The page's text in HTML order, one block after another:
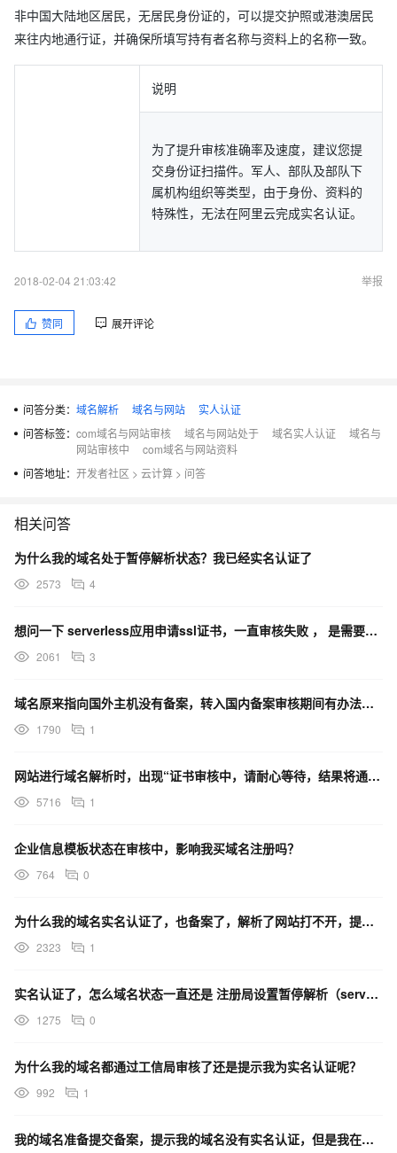
非中国大陆地区居民，无居民身份证的，可以提交护照或港澳居民
来往内地通行证，并确保所填写持有者名称与资料上的名称一致。
说明
为了提升审核准确率及速度，建议您提
交身份证扫描件。军人、部队及部队下
属机构组织等类型，由于身份、资料的
特殊性，无法在阿里云完成实名认证。
2018-02-04 21:03:42 举报
赞同 展开评论
问答分类： 域名解析 域名与网站
实人认证
问答标签： com域名与网站审核 域名与网站处于 域名实人认证
域名与
网站审核中
com域名与网站资料
问答地址： 开发者社区 > 云计算 > 问答
相关问答
为什么我的域名处于暂停解析状态？我已经实名认证了
2573 4
想问一下 serverless应用申请ssl证书，一直审核失败 ， 是需要自己购买域名绑定吗？ 如果
2061 3
域名原来指向国外主机没有备案，转入国内备案审核期间有办法避免不停机吗？
1790 1
网站进行域名解析时，出现“证书审核中，请耐心等待，结果将通过短信进行通知。”然后就迟迟没有结果了。
5716 1
企业信息模板状态在审核中，影响我买域名注册吗？
764 0
为什么我的域名实名认证了，也备案了，解析了网站打不开，提示，注册局设置暂停解析(serverHold
2323 1
实名认证了，怎么域名状态一直还是 注册局设置暂停解析（serverHold）？
1275 0
为什么我的域名都通过工信局审核了还是提示我为实名认证呢？
992 1
我的域名准备提交备案，提示我的域名没有实名认证，但是我在域名管理那里看到的信息是已经实名认证通过了！